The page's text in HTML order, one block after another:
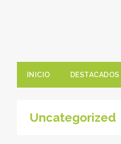
INICIO DESTACADOS
Uncategorized